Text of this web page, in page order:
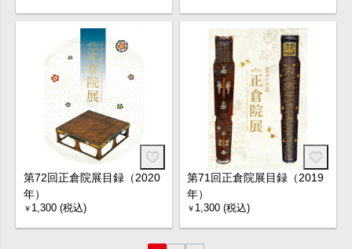
第72回正倉院展目録（2020
年）
￥ 1,300 (税込)
第71回正倉院展目録（2019
年）
￥ 1,300 (税込)